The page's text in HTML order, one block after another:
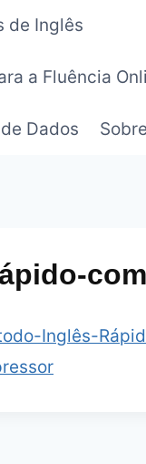
de Inglês
a Fluência
Dados Sobre